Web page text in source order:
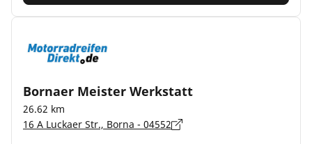
Bornaer Meister Werkstatt
26.62 km
16 A Luckaer Str., Borna - 04552